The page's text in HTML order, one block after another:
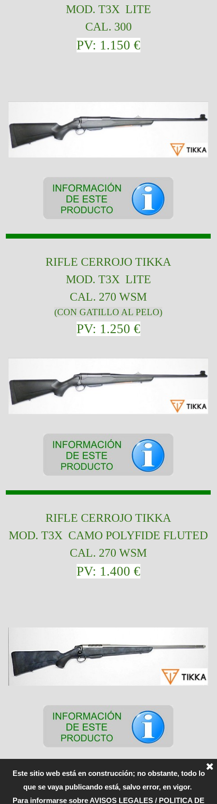
MOD. T3X LITE
CAL. 300
PV: 1.150 €
RIFLE CERROJO TIKKA
MOD. T3X LITE
CAL. 270 WSM
(CON GATILLO AL PELO)
PV: 1.250 €
RIFLE CERROJO TIKKA
MOD. T3X CAMO POLYFIDE FLUTED
CAL. 270 WSM
PV: 1.400 €
Este sitio web está en construcción; no obstante, todo lo
que se vaya publicando está, salvo error, en vigor.
Para informarse sobre AVISOS LEGALES / POLITICA DE